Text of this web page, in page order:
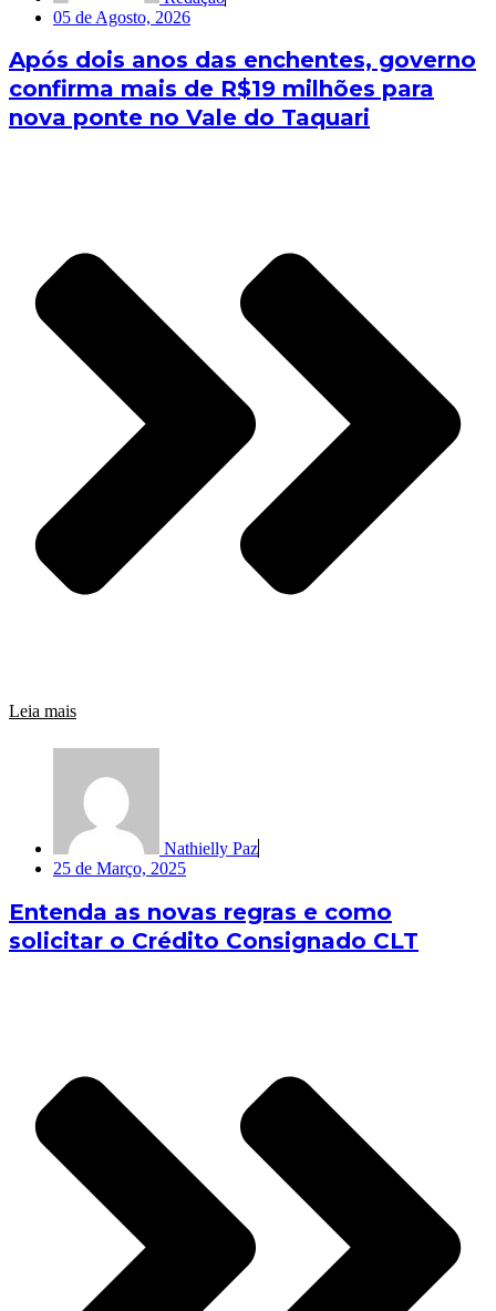
05 de Agosto, 2026
Após dois anos das enchentes, governo
confirma mais de R$19 milhões para
nova ponte no Vale do Taquari
Leia mais
Nathielly Paz
25 de Março, 2025
Entenda as novas regras e como
solicitar o Crédito Consignado CLT